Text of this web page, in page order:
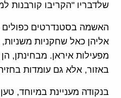
שלדבריו "הקריבו קורבנות
האשמה בסטנדרטים
אליהן כאל שחקניות משניות,
מפעילות איראן. מבחינתן,
באזור, אלא גם עומדות
בנקודה מעניינת במיוחד,